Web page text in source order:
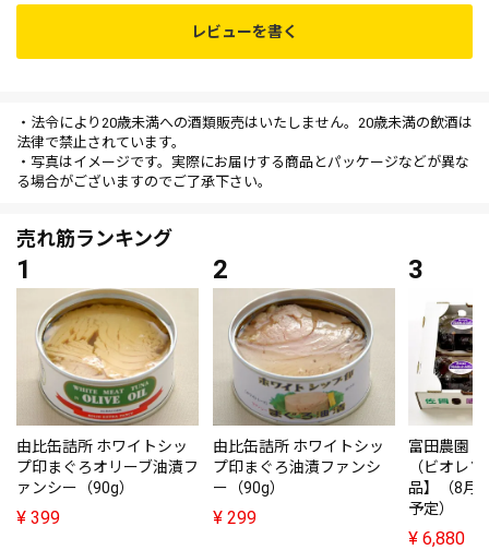
レビューを書く
・法令により20歳未満への酒類販売はいたしません。20歳未満の飲酒は
法律で禁止されています。
・写真はイメージです。実際にお届けする商品とパッケージなどが異な
る場合がございますのでご了承下さい。
売れ筋ランキング
由比缶詰所 ホワイトシッ
プ印まぐろオリーブ油漬フ
ァンシー（90g）
¥ 399
由比缶詰所 ホワイトシッ
プ印まぐろ油漬ファンシ
ー（90g）
¥ 299
富田農園
（ビオレ
品】（8月
予定）
¥ 6,880